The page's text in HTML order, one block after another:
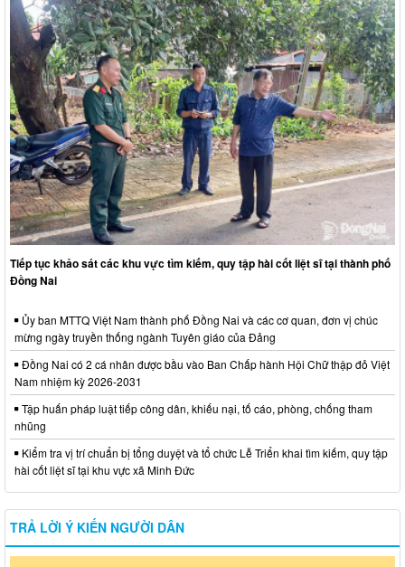
Tiếp tục khảo sát các khu vực tìm kiếm, quy tập hài cốt liệt sĩ tại thành phố
Đồng Nai
Ủy ban MTTQ Việt Nam thành phố Đồng Nai và các cơ quan, đơn vị chúc
mừng ngày truyền thống ngành Tuyên giáo của Đảng
Đồng Nai có 2 cá nhân được bầu vào Ban Chấp hành Hội Chữ thập đỏ Việt
Nam nhiệm kỳ 2026-2031
Tập huấn pháp luật tiếp công dân, khiếu nại, tố cáo, phòng, chống tham
nhũng
Kiểm tra vị trí chuẩn bị tổng duyệt và tổ chức Lễ Triển khai tìm kiếm, quy tập
hài cốt liệt sĩ tại khu vực xã Minh Đức
TRẢ LỜI Ý KIẾN NGƯỜI DÂN